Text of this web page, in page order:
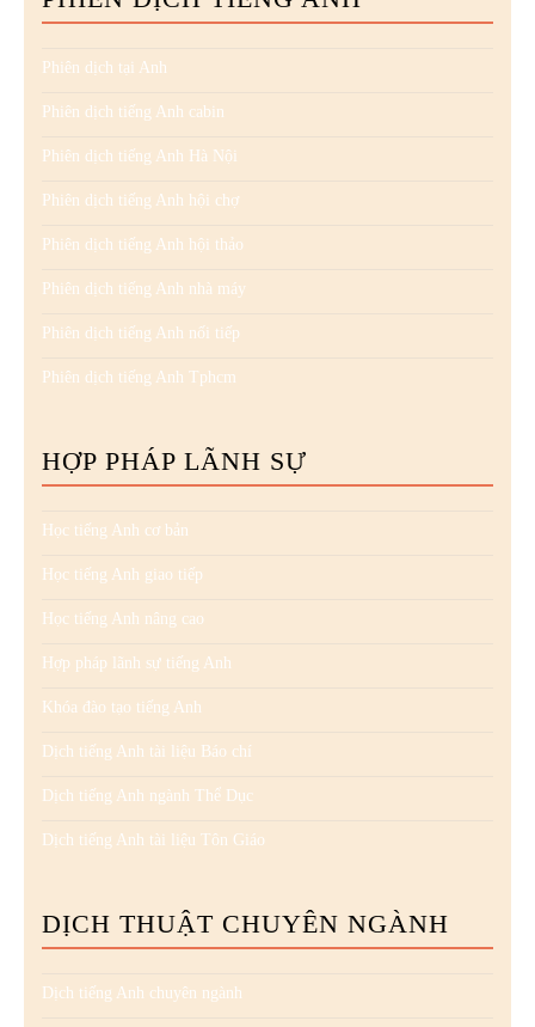
Phiên dịch tại Anh
Phiên dịch tiếng Anh cabin
Phiên dịch tiếng Anh Hà Nội
Phiên dịch tiếng Anh hội chợ
Phiên dịch tiếng Anh hội thảo
Phiên dịch tiếng Anh nhà máy
Phiên dịch tiếng Anh nối tiếp
Phiên dịch tiếng Anh Tphcm
HỢP PHÁP LÃNH SỰ
Học tiếng Anh cơ bản
Học tiếng Anh giao tiếp
Học tiếng Anh nâng cao
Hợp pháp lãnh sự tiếng Anh
Khóa đào tạo tiếng Anh
Dịch tiếng Anh tài liệu Báo chí
Dịch tiếng Anh ngành Thể Dục
Dịch tiếng Anh tài liệu Tôn Giáo
DỊCH THUẬT CHUYÊN NGÀNH
Dịch tiếng Anh chuyên ngành